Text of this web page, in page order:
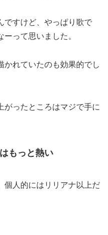
ですけど、やっぱり歌で
って思いました。
かれていたのも効果的でし
がったところはマジで手に
もっと熱い
個人的にはリリアナ以上だ